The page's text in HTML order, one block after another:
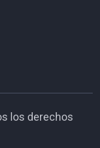
los derechos